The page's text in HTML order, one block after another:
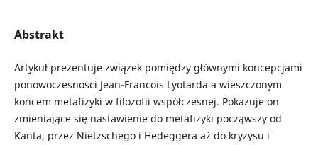
Abstrakt
Artykuł prezentuje związek pomiędzy głównymi koncepcjami
ponowoczesności Jean-Francois Lyotarda a wieszczonym
końcem metafizyki w filozofii współczesnej. Pokazuje on
zmieniające się nastawienie do metafizyki począwszy od
Kanta, przez Nietzschego i Hedeggera aż do kryzysu i